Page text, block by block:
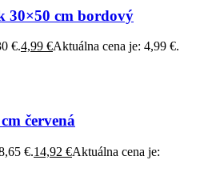
30×50 cm bordový
€.4,99 €Aktuálna cena je: 4,99 €.
červená
€.14,92 €Aktuálna cena je: